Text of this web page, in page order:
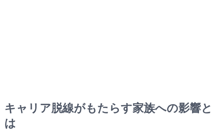
キャリア脱線がもたらす家族への影響と
は